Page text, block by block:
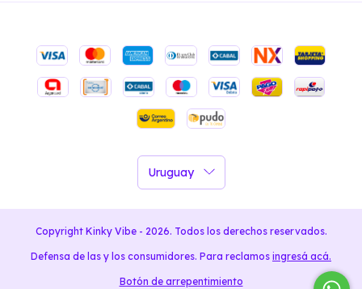
Copyright Kinky Vibe - 2026. Todos los derechos reservados.
Defensa de las y los consumidores. Para reclamos ingresá acá.
Botón de arrepentimiento